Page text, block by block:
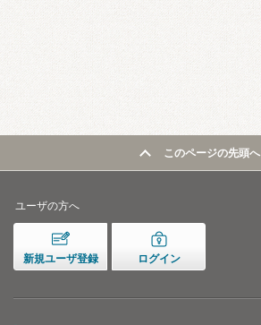
このページの先頭へ
ユーザの方へ
新規ユーザ登録 ログイン